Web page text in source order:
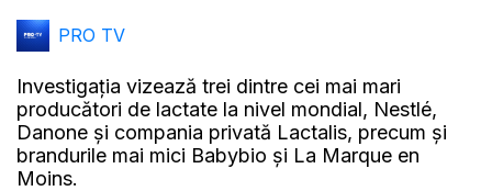
PRO TV
Investigaţia vizează trei dintre cei mai mari
producători de lactate la nivel mondial, Nestlé,
Danone şi compania privată Lactalis, precum şi
brandurile mai mici Babybio şi La Marque en
Moins.